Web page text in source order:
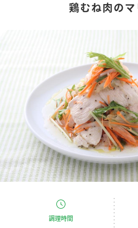
お酢ドリンク
みりん風・料理酒
キャンペーン情報
ブランド・スペシャルサイト
ブランド・スペシャルサイト トップ
商品ブランドサイト
Fibee（ファイビー）
カンタン酢
お酢ドリンク
企業情報
国内事業概要
ミツカングループについて
鶏むね肉のマ
調理時間